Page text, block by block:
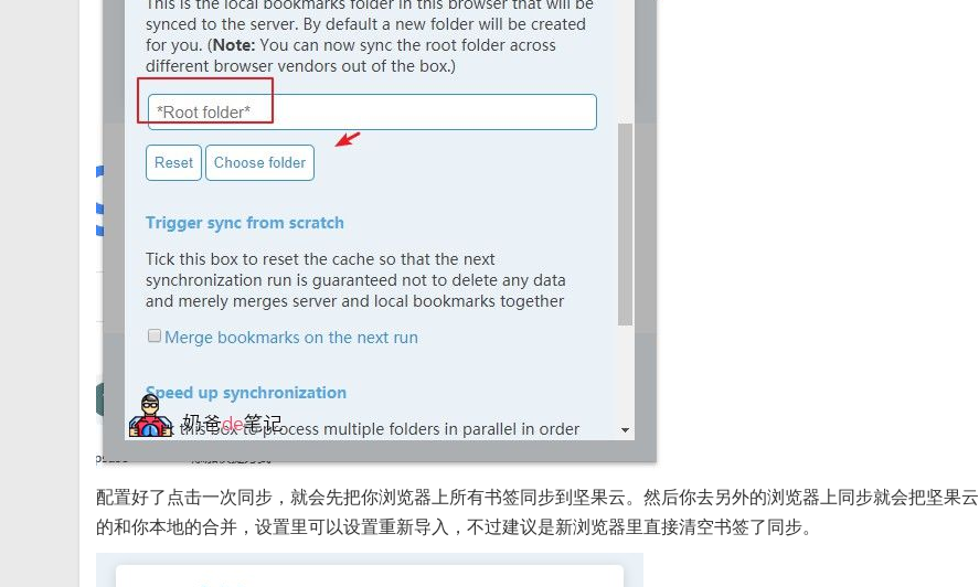
配置好了点击一次同步，就会先把你浏览器上所有书签同步到坚果云。然后你去另外的浏览器上同步就会把坚果云
的和你本地的合并，设置里可以设置重新导入，不过建议是新浏览器里直接清空书签了同步。